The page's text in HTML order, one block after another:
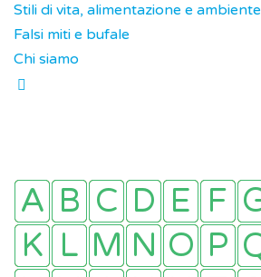
Stili di vita, alimentazione e ambiente
Falsi miti e bufale
Chi siamo